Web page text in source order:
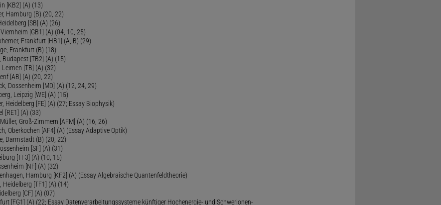
[KB2] (A) (13)
Hamburg (B) (20, 22)
[SB] (A) (26)
[GB1] (A) (04, 10, 25)
Frankfurt [HB1] (A, B) (29)
Frankfurt (B) (18)
Budapest [TB2] (A) (15)
[TB] (A) (32)
[AB] (A) (20, 22)
Dossenheim [MD] (A) (12, 24, 29)
Leipzig [WE] (A) (15)
Heidelberg [FE] (A) (27; Essay Biophysik)
[RE1] (A) (33)
Groß-Zimmern [AFM] (A) (16, 26)
Oberkochen [AF4] (A) (Essay Adaptive Optik)
Darmstadt (B) (20, 22)
[SF] (A) (31)
[TF3] (A) (10, 15)
[NF] (A) (32)
Hamburg [KF2] (A) (Essay Algebraische Quantenfeldtheorie)
[TF1] (A) (14)
[CF] (A) (07)
[FG1] (A) (22; Essay Datenverarbeitungssysteme künftiger Hochenergie- und Schwerionen-